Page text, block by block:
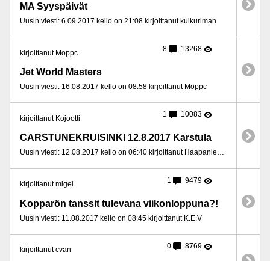
MA Syyspäivät
Uusin viesti: 6.09.2017 kello on 21:08 kirjoittanut kulkuriman
kirjoittanut Moppc 8 13268
Jet World Masters
Uusin viesti: 16.08.2017 kello on 08:58 kirjoittanut Moppc
kirjoittanut Kojootti 1 10083
CARSTUNEKRUISINKI 12.8.2017 Karstula
Uusin viesti: 12.08.2017 kello on 06:40 kirjoittanut Haapaniemen Paroni
kirjoittanut migel 1 9479
Kopparön tanssit tulevana viikonloppuna?!
Uusin viesti: 11.08.2017 kello on 08:45 kirjoittanut K.E.V
kirjoittanut cvan 0 8769